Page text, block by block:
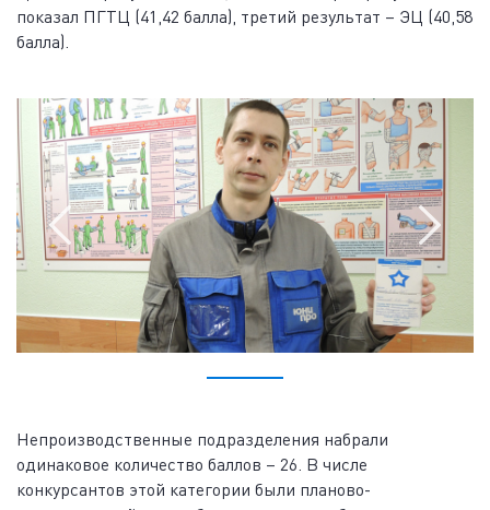
показал ПГТЦ (41,42 балла), третий результат – ЭЦ (40,58
балла).
Непроизводственные подразделения набрали
одинаковое количество баллов – 26. В числе
конкурсантов этой категории были планово-